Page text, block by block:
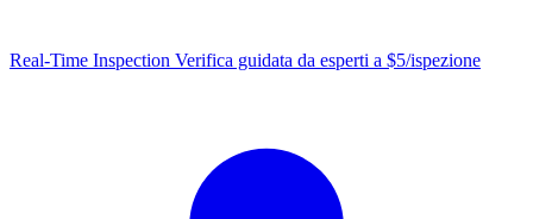
Real-Time Inspection Verifica guidata da esperti a $5/ispezione